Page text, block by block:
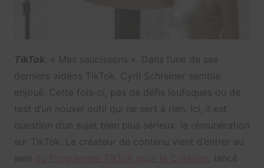
TikTok . « Mes saucissons ». Dans l’une de ses
derniers vidéos TikTok, Cyril Schreiner semble
enjoué. Cette fois-ci, pas de défis loufoques ou de
test d’un nouvel outil qui ne sert à rien. Ici, il est
question d’un sujet bien plus sérieux: la rémunération
sur TikTok. Le créateur de contenu vient d’entrer au
sein
, lancé